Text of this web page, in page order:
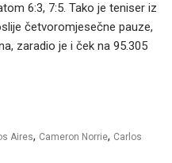
6:3, 7:5. Tako je teniser iz
četvoromjesečne pauze,
zaradio je i ček na 95.305
Aires, Cameron Norrie, Carlos